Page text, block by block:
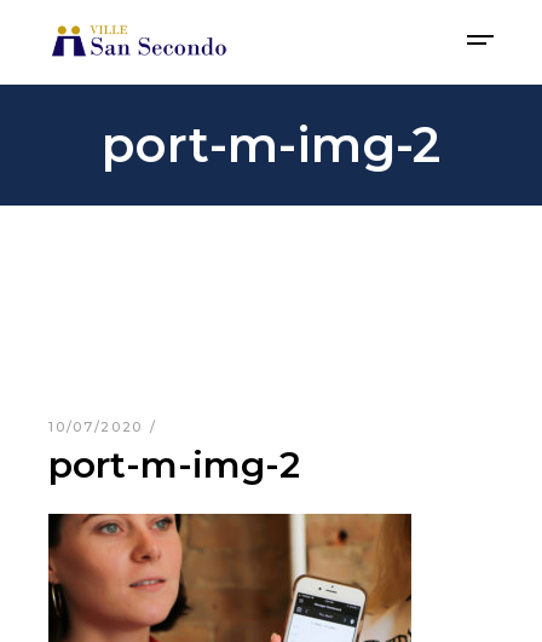
port-m-img-2
10/07/2020
port-m-img-2